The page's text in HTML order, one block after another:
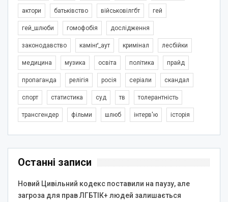
актори батьківство військовілгбт гей
гей_шлюби гомофобія дослідження
законодавство камінґ_аут кримінал лесбійки
медицина музика освіта політика прайд
пропаганда релігія росія серіали скандал
спорт статистика суд тв толерантність
трансгендер фільми шлюб інтерв'ю історія
Останні записи
Новий Цивільний кодекс поставили на паузу, але
загроза для прав ЛГБТІК+ людей залишається